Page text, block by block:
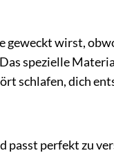
geweckt wirst,
spezielle
schlafen, dich
passt perfekt zu